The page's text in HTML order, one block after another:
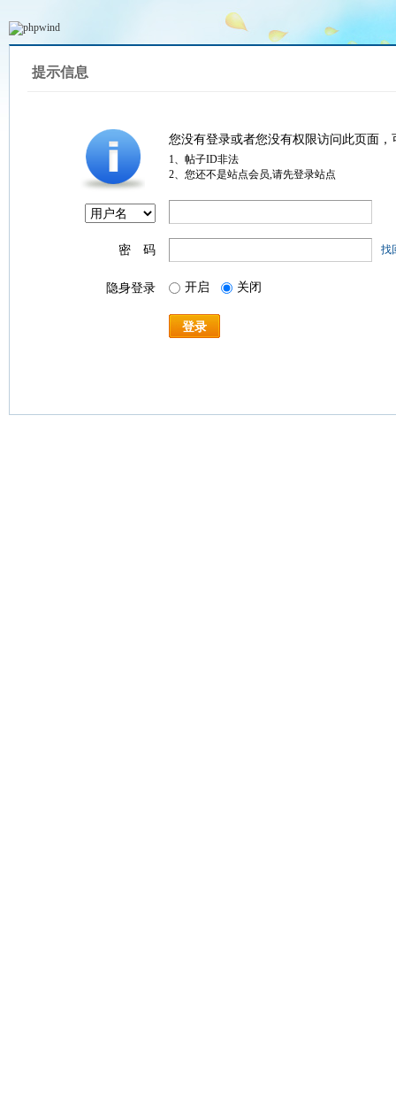
提示信息
您没有登录或者您没有权限访问此页面
1、帖子ID非法
2、您还不是站点会员,请先登录站点
密 码 找
隐身登录 开启 关闭
登录